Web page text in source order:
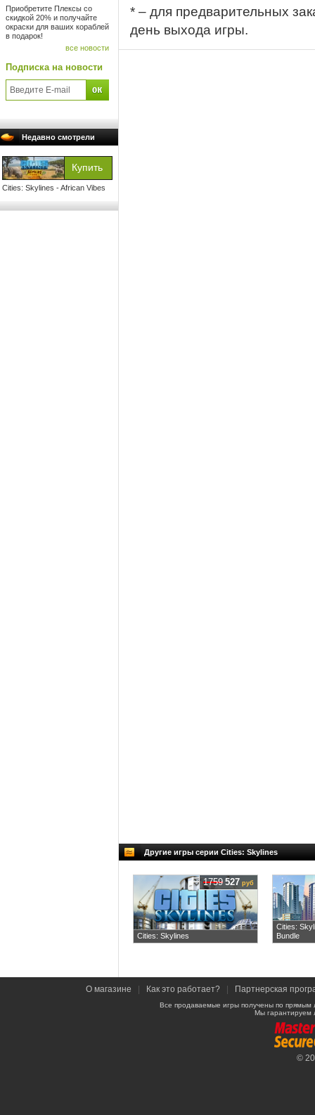
Приобретите Плексы со
скидкой 20% и получайте
окраски для ваших кораблей
в подарок!
все новости
Подписка на новости
Недавно смотрели
Cities: Skylines - African Vibes
* – для предварительных
день выхода игры.
Другие игры серии Cities: Skylines
Cities: Skylines
1759 527 руб
Cities:
Bundle
О магазине Как это работает? Партнерская
Все продаваемые игры получены по
Мы гарантируем
©